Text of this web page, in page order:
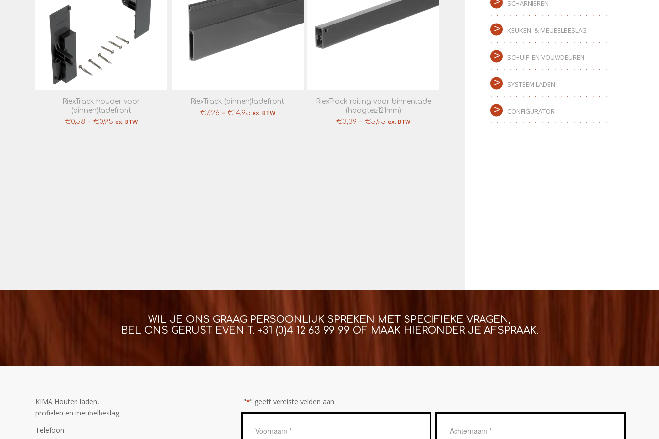
RiexTrack houder voor
(binnen)ladefront
€0,58 –€0,95 ex. BTW
RiexTrack (binnen)ladefront
€7,26 – €14,95 ex. BTW
RiexTrack railing voor binnenlade
(hoogte≥121mm)
€3,39 –€5,95 ex. BTW
SCHARNIEREN
KEUKEN- & MEUBELBESLAG
SCHUIF- EN VOUWDEUREN
SYSTEEM LADEN
CONFIGURATOR
WIL JE ONS GRAAG PERSOONLIJK SPREKEN MET SPECIFIEKE VRAGEN,
BEL ONS GERUST EVEN T. +31 (0)4 12 63 99 99 OF MAAK HIERONDER JE AFSPRAAK.
KIMA Houten laden,
profielen en meubelbeslag
Telefoon
"*" geeft vereiste velden aan